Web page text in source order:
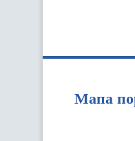
Мапа